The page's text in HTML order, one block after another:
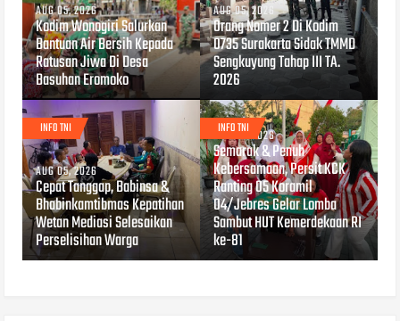
AUG 05, 2026
Kodim Wonogiri Salurkan
Bantuan Air Bersih Kepada
Ratusan Jiwa Di Desa
Basuhan Eromoko
AUG 05, 2026
Orang Nomer 2 Di Kodim
0735 Surakarta Sidak TMMD
Sengkuyung Tahap III TA.
2026
INFO TNI
AUG 05, 2026
Cepat Tanggap, Babinsa &
Bhabinkamtibmas Kepatihan
Wetan Mediasi Selesaikan
Perselisihan Warga
INFO TNI
AUG 05, 2026
Semarak & Penuh
Kebersamaan, Persit KCK
Ranting 05 Koramil
04/Jebres Gelar Lomba
Sambut HUT Kemerdekaan RI
ke-81